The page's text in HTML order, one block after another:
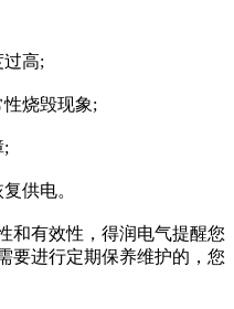
高;
烧毁现象;
;
供电。
和有效性，得润电气提醒您
要进行定期保养维护的，您